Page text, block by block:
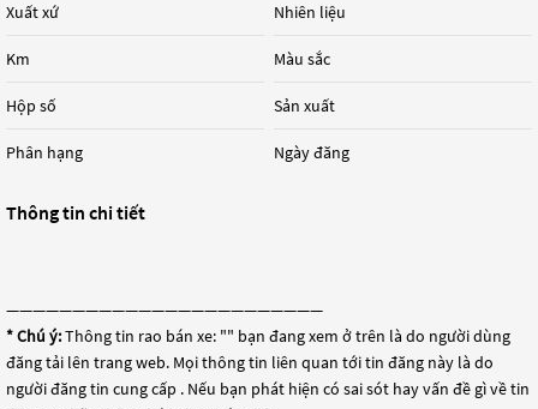
Xuất xứ
Km
Hộp số
Phân hạng
Nhiên liệu
Màu sắc
Sản xuất
Ngày đăng
Thông tin chi tiết
————————————————————————
* Chú ý:Thông tin rao bán xe: "" bạn đang xem ở trên là do người dùng
đăng tải lên trang web. Mọi thông tin liên quan tới tin đăng này là do
người đăng tin cung cấp . Nếu bạn phát hiện có sai sót hay vấn đề gì về tin